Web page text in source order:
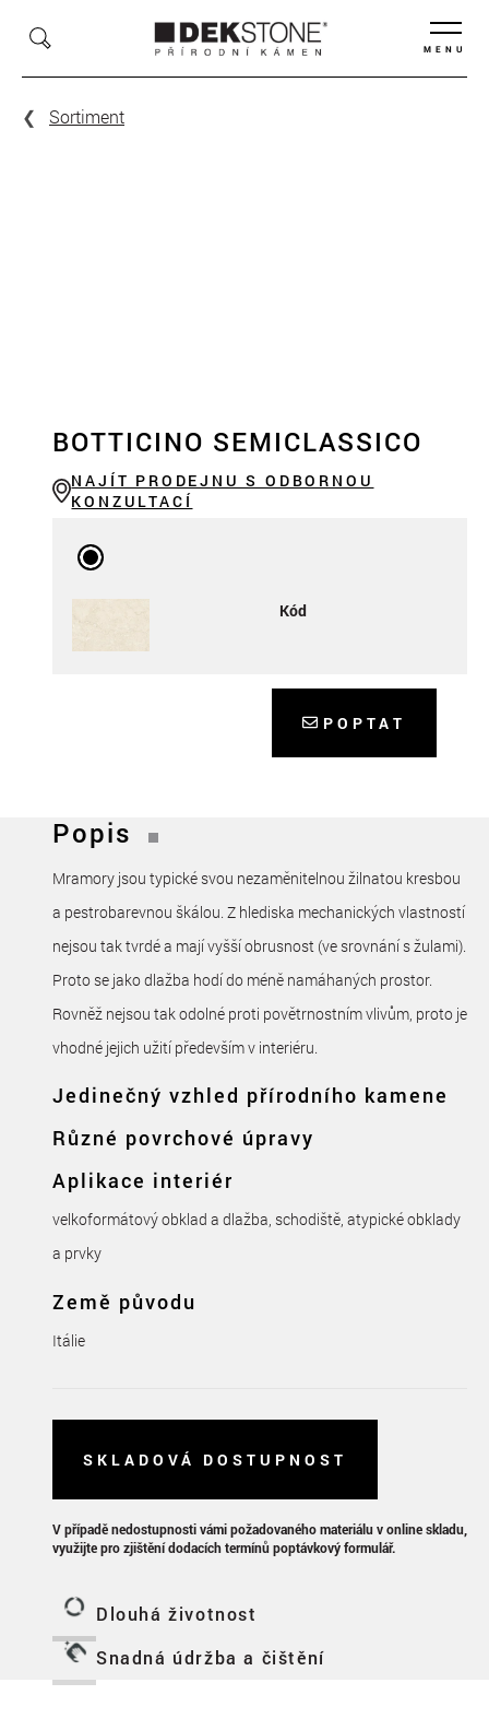
MENU
Sortiment
BOTTICINO SEMICLASSICO
NAJÍT PRODEJNU S ODBORNOU
KONZULTACÍ
Kód
POPTAT
Popis
Mramory jsou typické svou nezaměnitelnou žilnatou kresbou
a pestrobarevnou škálou. Z hlediska mechanických vlastností
nejsou tak tvrdé a mají vyšší obrusnost (ve srovnání s žulami).
Proto se jako dlažba hodí do méně namáhaných prostor.
Rovněž nejsou tak odolné proti povětrnostním vlivům, proto je
vhodné jejich užití především v interiéru.
Jedinečný vzhled přírodního kamene
Různé povrchové úpravy
Aplikace interiér
velkoformátový obklad a dlažba, schodiště, atypické obklady
a prvky
Země původu
Itálie
SKLADOVÁ DOSTUPNOST
V případě nedostupnosti vámi požadovaného materiálu v online skladu,
využijte pro zjištění dodacích termínů poptávkový formulář.
Dlouhá životnost
Snadná údržba a čištění